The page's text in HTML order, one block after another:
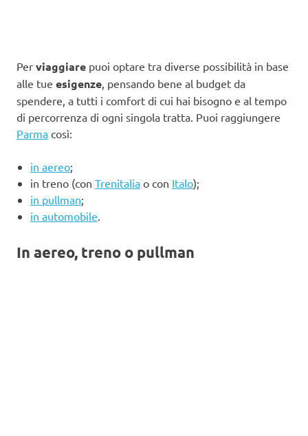
Per viaggiare puoi optare tra diverse possibilità in base
alle tue esigenze , pensando bene al budget da
spendere, a tutti i comfort di cui hai bisogno e al tempo
di percorrenza di ogni singola tratta. Puoi raggiungere
Parma così:
in aereo;
in treno (con Trenitalia o con Italo);
in pullman;
in automobile
In aereo, treno o pullman